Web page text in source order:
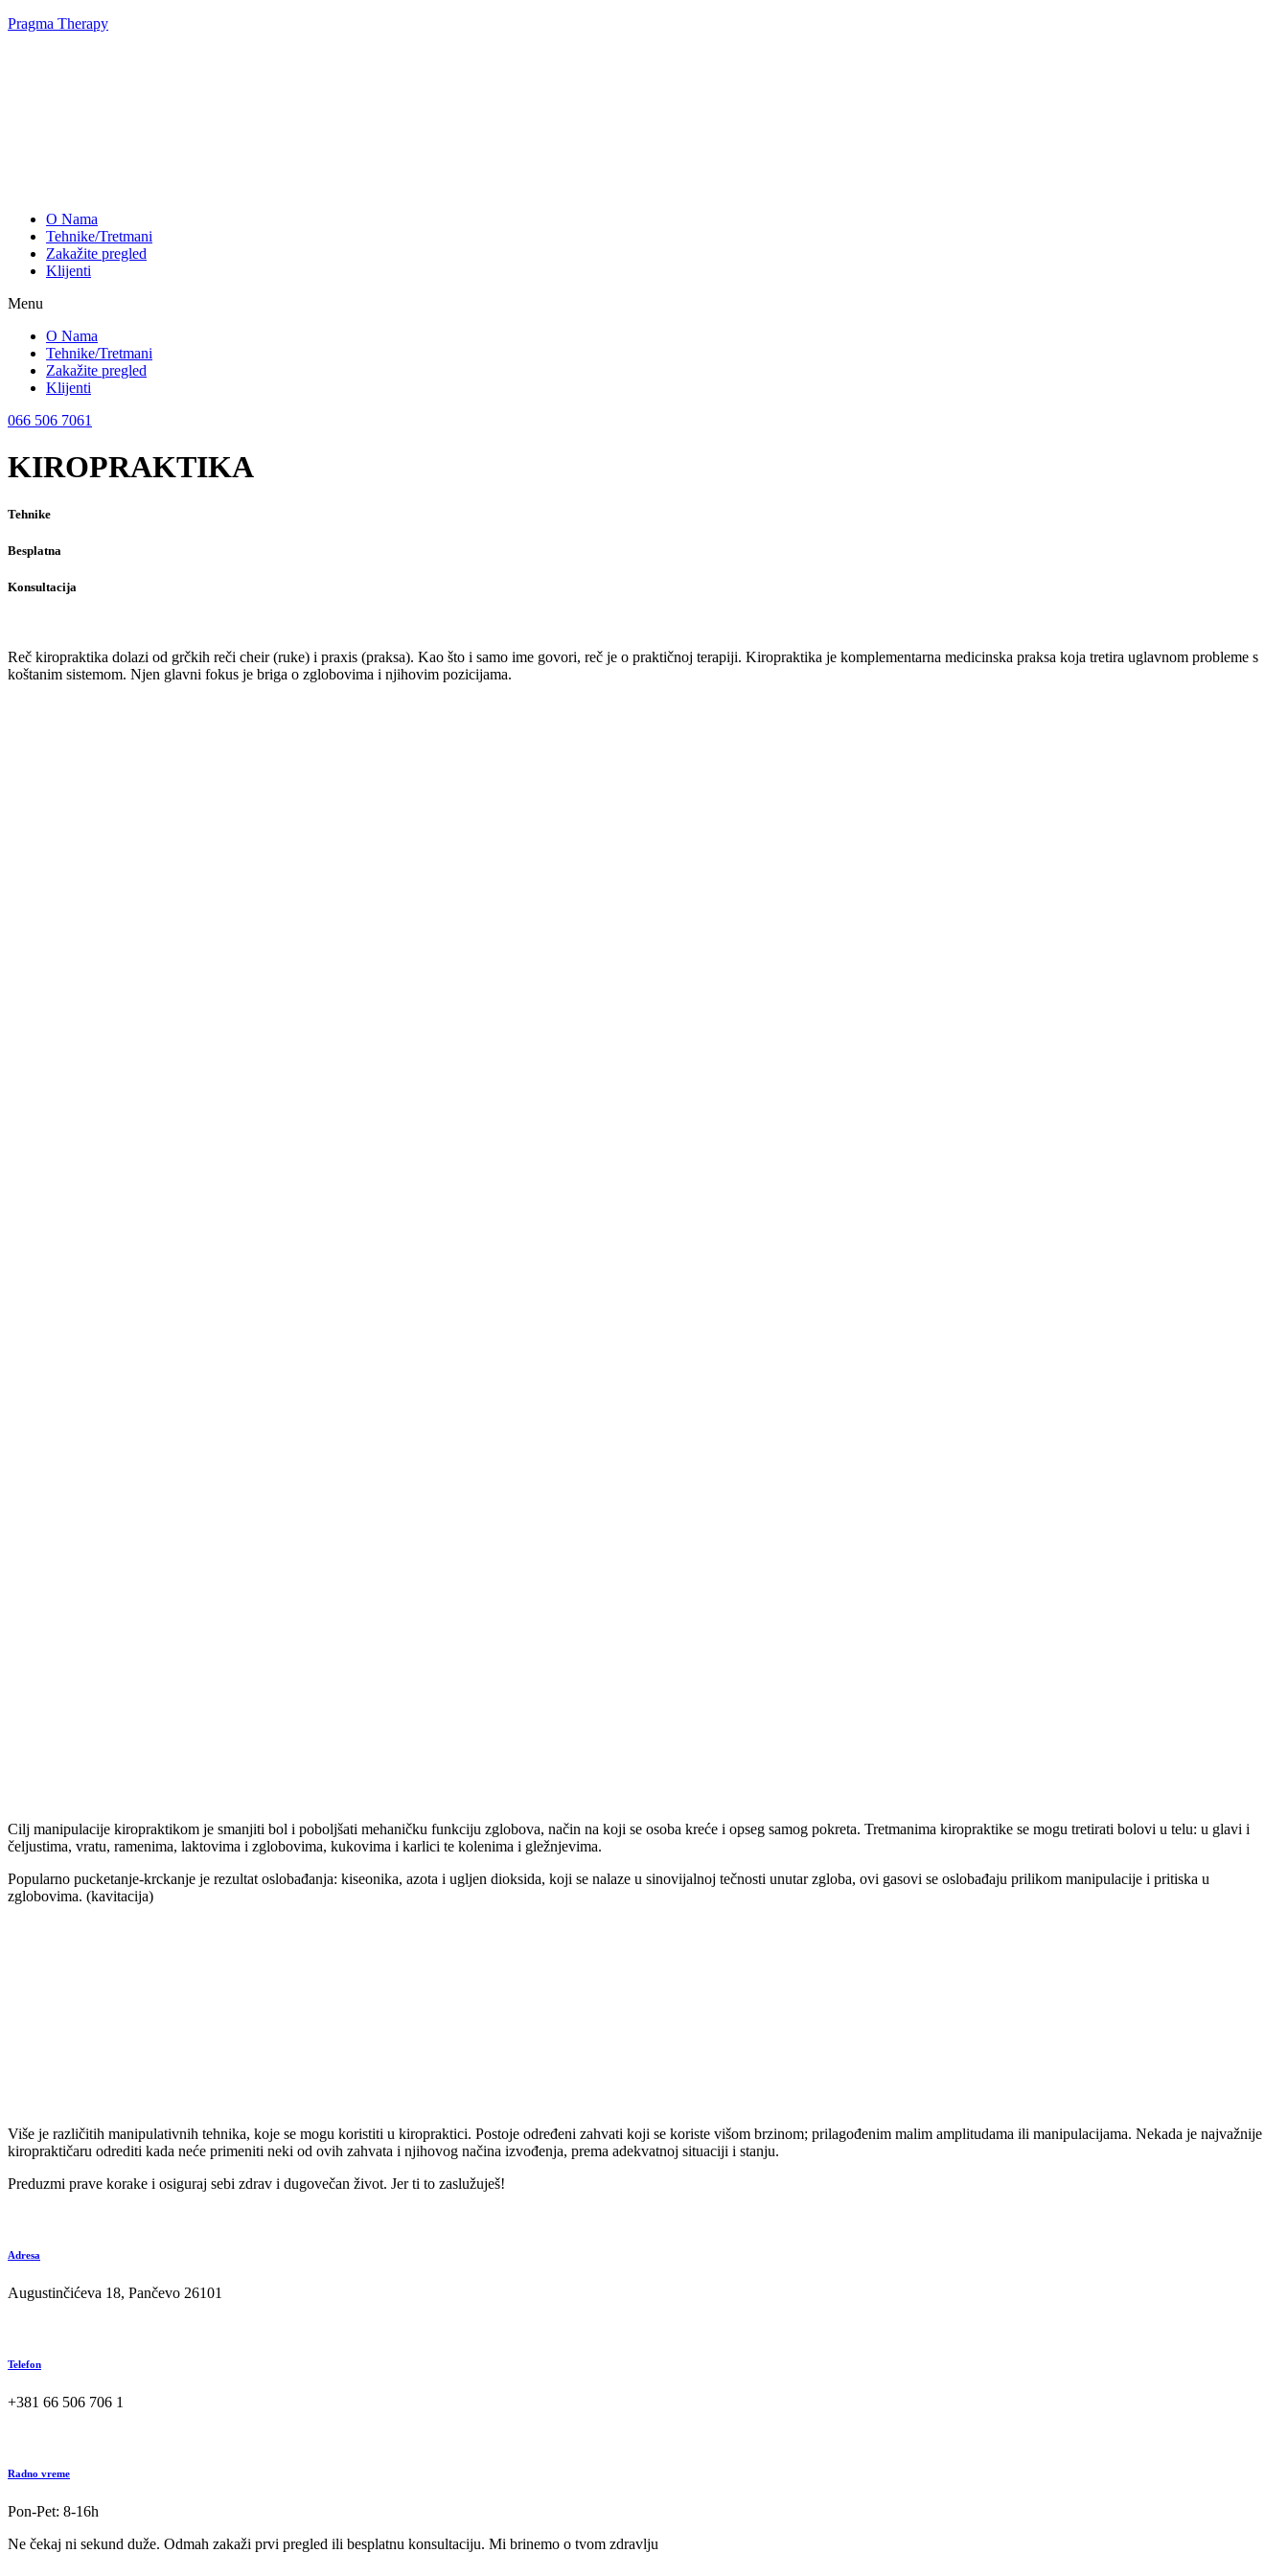
Pragma Therapy
O Nama
Tehnike/Tretmani
Zakažite pregled
Klijenti
Menu
O Nama
Tehnike/Tretmani
Zakažite pregled
Klijenti
066 506 7061
KIROPRAKTIKA
Tehnike
Besplatna
Konsultacija
Reč kiropraktika dolazi od grčkih reči cheir (ruke) i praxis (praksa). Kao što i samo ime govori, reč je o praktičnoj terapiji. Kiropraktika je komplementarna medicinska praksa koja tretira uglavnom probleme s
koštanim sistemom. Njen glavni fokus je briga o zglobovima i njihovim pozicijama.
Cilj manipulacije kiropraktikom je smanjiti bol i poboljšati mehaničku funkciju zglobova, način na koji se osoba kreće i opseg samog pokreta. Tretmanima kiropraktike se mogu tretirati bolovi u telu: u glavi i
čeljustima, vratu, ramenima, laktovima i zglobovima, kukovima i karlici te kolenima i gležnjevima.
Popularno pucketanje-krckanje je rezultat oslobađanja: kiseonika, azota i ugljen dioksida, koji se nalaze u sinovijalnoj tečnosti unutar zgloba, ovi gasovi se oslobađaju prilikom manipulacije i pritiska u
zglobovima. (kavitacija)
Više je različitih manipulativnih tehnika, koje se mogu koristiti u kiropraktici. Postoje određeni zahvati koji se koriste višom brzinom; prilagođenim malim amplitudama ili manipulacijama. Nekada je najvažnije
kiropraktičaru odrediti kada neće primeniti neki od ovih zahvata i njihovog načina izvođenja, prema adekvatnoj situaciji i stanju.
Preduzmi prave korake i osiguraj sebi zdrav i dugovečan život. Jer ti to zaslužuješ!
Adresa
Augustinčićeva 18, Pančevo 26101
Telefon
+381 66 506 706 1
Radno vreme
Pon-Pet: 8-16h
Ne čekaj ni sekund duže. Odmah zakaži prvi pregled ili besplatnu konsultaciju. Mi brinemo o tvom zdravlju